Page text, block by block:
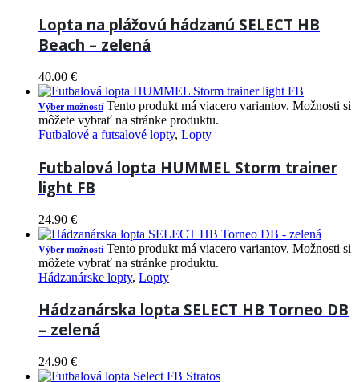
Lopta na plážovú hádzanú SELECT HB
Beach – zelená
40.00 €
Výber možností Tento produkt má viacero variantov. Možnosti si
môžete vybrať na stránke produktu.
Futbalové a futsalové lopty, Lopty
Futbalová lopta HUMMEL Storm trainer
light FB
24.90 €
Výber možností Tento produkt má viacero variantov. Možnosti si
môžete vybrať na stránke produktu.
Hádzanárske lopty, Lopty
Hádzanárska lopta SELECT HB Torneo DB
– zelená
24.90 €